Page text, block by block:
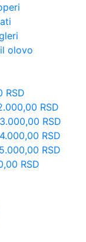
olovo
RSD
RSD
RSD
RSD
RSD
RSD